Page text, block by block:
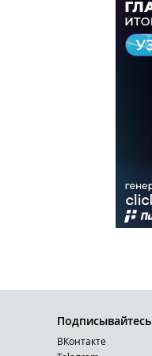
Подписывайтесь
ВКонтакте